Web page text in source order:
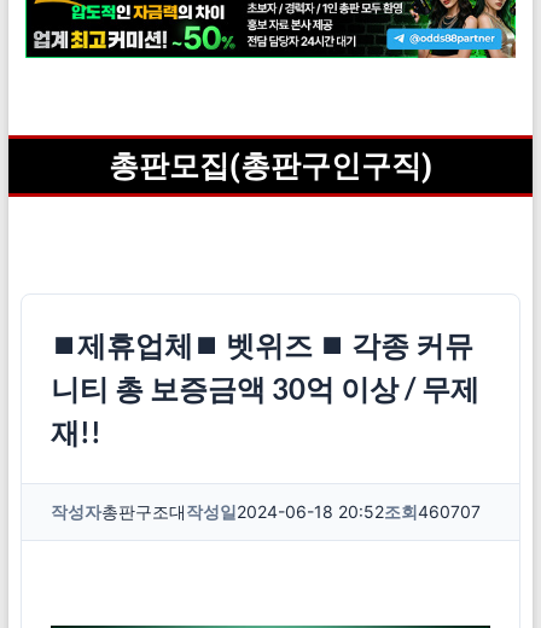
총판모집(총판구인구직)
⏹제휴업체⏹ 벳위즈 ⏹ 각종 커뮤
니티 총 보증금액 30억 이상 / 무제
재!!
작성자총판구조대작성일2024-06-18 20:52조회460707